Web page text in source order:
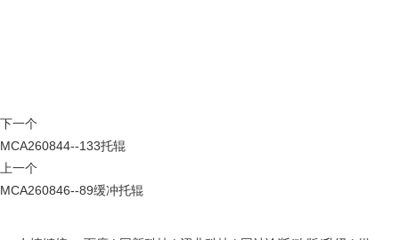
下一个
MCA260844--133托辊
上一个
MCA260846--89缓冲托辊